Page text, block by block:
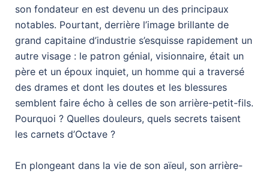
son fondateur en est devenu un des principaux
notables. Pourtant, derrière l’image brillante de
grand capitaine d’industrie s’esquisse rapidement un
autre visage : le patron génial, visionnaire, était un
père et un époux inquiet, un homme qui a traversé
des drames et dont les doutes et les blessures
semblent faire écho à celles de son arrière-petit-fils.
Pourquoi ? Quelles douleurs, quels secrets taisent
les carnets d’Octave ?
En plongeant dans la vie de son aïeul, son arrière-